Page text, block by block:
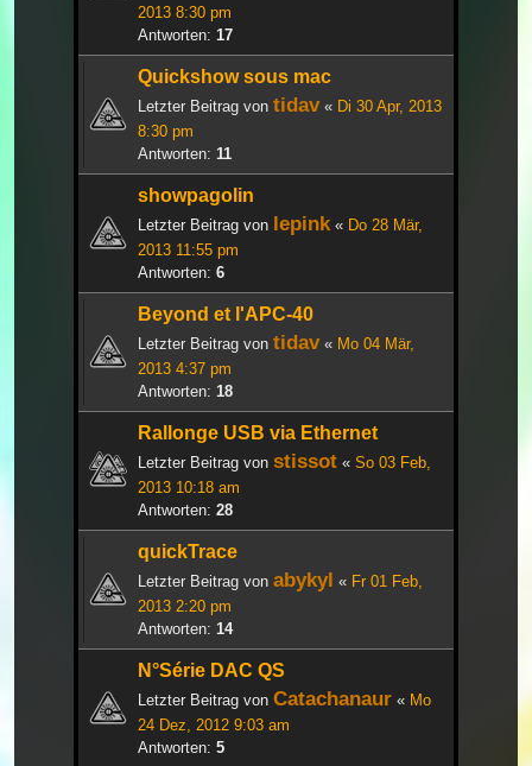
2013 8:30 pm
Antworten: 17
Quickshow sous mac
Letzter Beitrag von tidav« Di 30 Apr, 2013
8:30 pm
Antworten: 11
showpagolin
Letzter Beitrag von lepink« Do 28 Mär,
2013 11:55 pm
Antworten: 6
Beyond et l'APC-40
Letzter Beitrag von tidav« Mo 04 Mär,
2013 4:37 pm
Antworten: 18
Rallonge USB via Ethernet
Letzter Beitrag von stissot « So 03 Feb,
2013 10:18 am
Antworten: 28
quickTrace
Letzter Beitrag von abykyl « Fr 01 Feb,
2013 2:20 pm
Antworten: 14
N°Série DAC QS
Letzter Beitrag von Catachanaur « Mo
24 Dez, 2012 9:03 am
Antworten: 5